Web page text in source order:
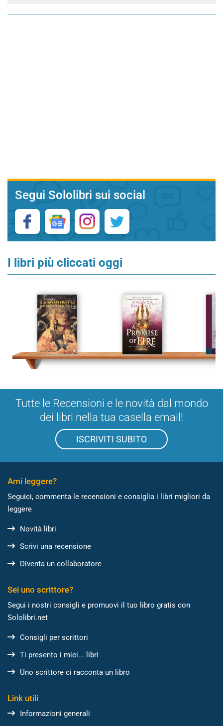
Segui Sololibri sui social
I libri più cliccati oggi
Tutte le Recensioni e le novità dal mondo
dei libri nella tua casella email!
ISCRIVITI SUBITO
Ami leggere?
Seguici, commenta le recensioni e consiglia i libri migliori da
leggere
Novità libri
Scrivi una recensione
Diventa un collaboratore
Sei uno scrittore?
Segui i nostri consigli e promuovi il tuo libro gratis con
Sololibri.net
Consigli per scrittori
Ti presento i miei... libri
Uno scrittore ci racconta un libro
Link utili
Informazioni generali